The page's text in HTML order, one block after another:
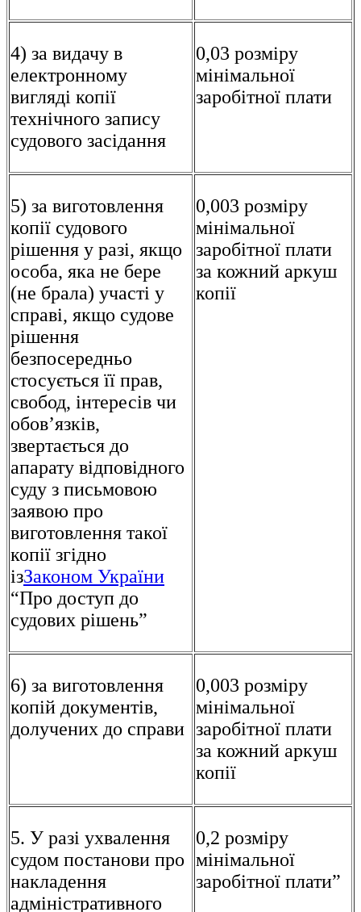
4) за видачу в
електронному
вигляді копії
технічного запису
судового засідання
0,03 розміру
мінімальної
заробітної плати
5) за виготовлення
копії судового
рішення у разі, якщо
особа, яка не бере
(не брала) участі у
справі, якщо судове
рішення
безпосередньо
стосується її прав,
свобод, інтересів чи
обов’язків,
звертається до
апарату відповідного
суду з письмовою
заявою про
виготовлення такої
копії згідно
ізЗаконом України
“Про доступ до
судових рішень”
0,003 розміру
мінімальної
заробітної плати
за кожний аркуш
копії
6) за виготовлення
копій документів,
долучених до справи
0,003 розміру
мінімальної
заробітної плати
за кожний аркуш
копії
5. У разі ухвалення
судом постанови про
накладення
адміністративного
0,2 розміру
мінімальної
заробітної плати”